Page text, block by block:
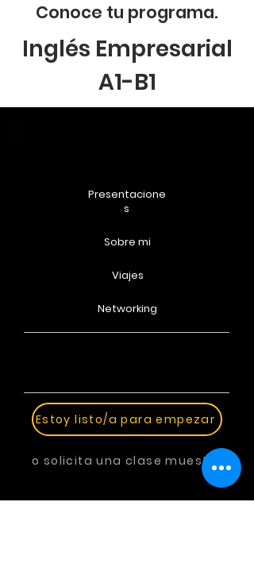
Conoce tu programa.
Inglés Empresarial
A1-B1
Presentacione
s
Sobre mi
Viajes
Networking
Estoy listo/a para empezar